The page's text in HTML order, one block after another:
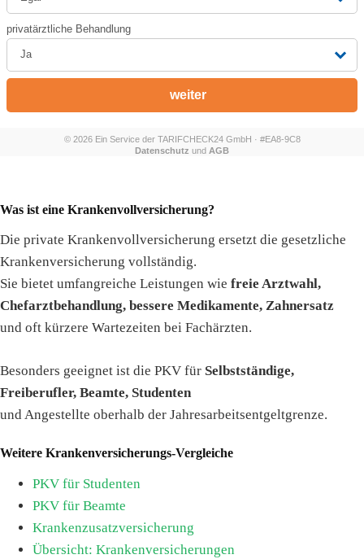
Was ist eine Krankenvollversicherung?
Die private Krankenvollversicherung ersetzt die gesetzliche
Krankenversicherung vollständig.
Sie bietet umfangreiche Leistungen wie freie Arztwahl,
Chefarztbehandlung, bessere Medikamente, Zahnersatz
und oft kürzere Wartezeiten bei Fachärzten.
Besonders geeignet ist die PKV für Selbstständige,
Freiberufler, Beamte, Studenten
und Angestellte oberhalb der Jahresarbeitsentgeltgrenze.
Weitere Krankenversicherungs-Vergleiche
PKV für Studenten
PKV für Beamte
Krankenzusatzversicherung
Übersicht: Krankenversicherungen